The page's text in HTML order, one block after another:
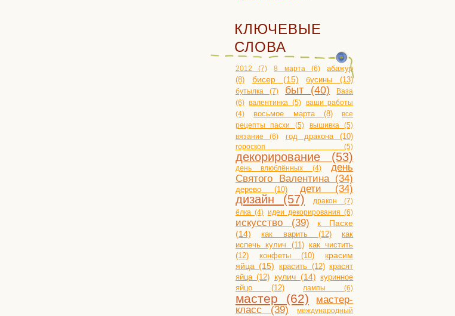
КЛЮЧЕВЫЕ
СЛОВА
2012 (7) 8 марта (6)
абажур
(8)
бисер (15) бусины (13)
бутылка (7) быт (40)
Ваза
(6) валентинка (5) ваши работы
(4)
восьмое марта (8)
все
рецепты пасхи (5)
вышивка (5)
вязание (6)
год дракона (10)
гороскоп (5)
декорирование (53)
день влюблённых (4)
день
Святого Валентина (34)
дерево (10) дети (34)
дизайн (57)
дракон (7)
ёлка (4) идеи декорирования (6)
искусство (39)
к Пасхе
(14)
как варить (12)
как
испечь кулич (11) как чистить
(12)
конфеты (10)
красим
яйца (15)
красить (12) красят
яйца (12) кулич (14) куринное
яйцо (12)
лампы (6)
мастер (62)
мастер-
класс (39)
международный